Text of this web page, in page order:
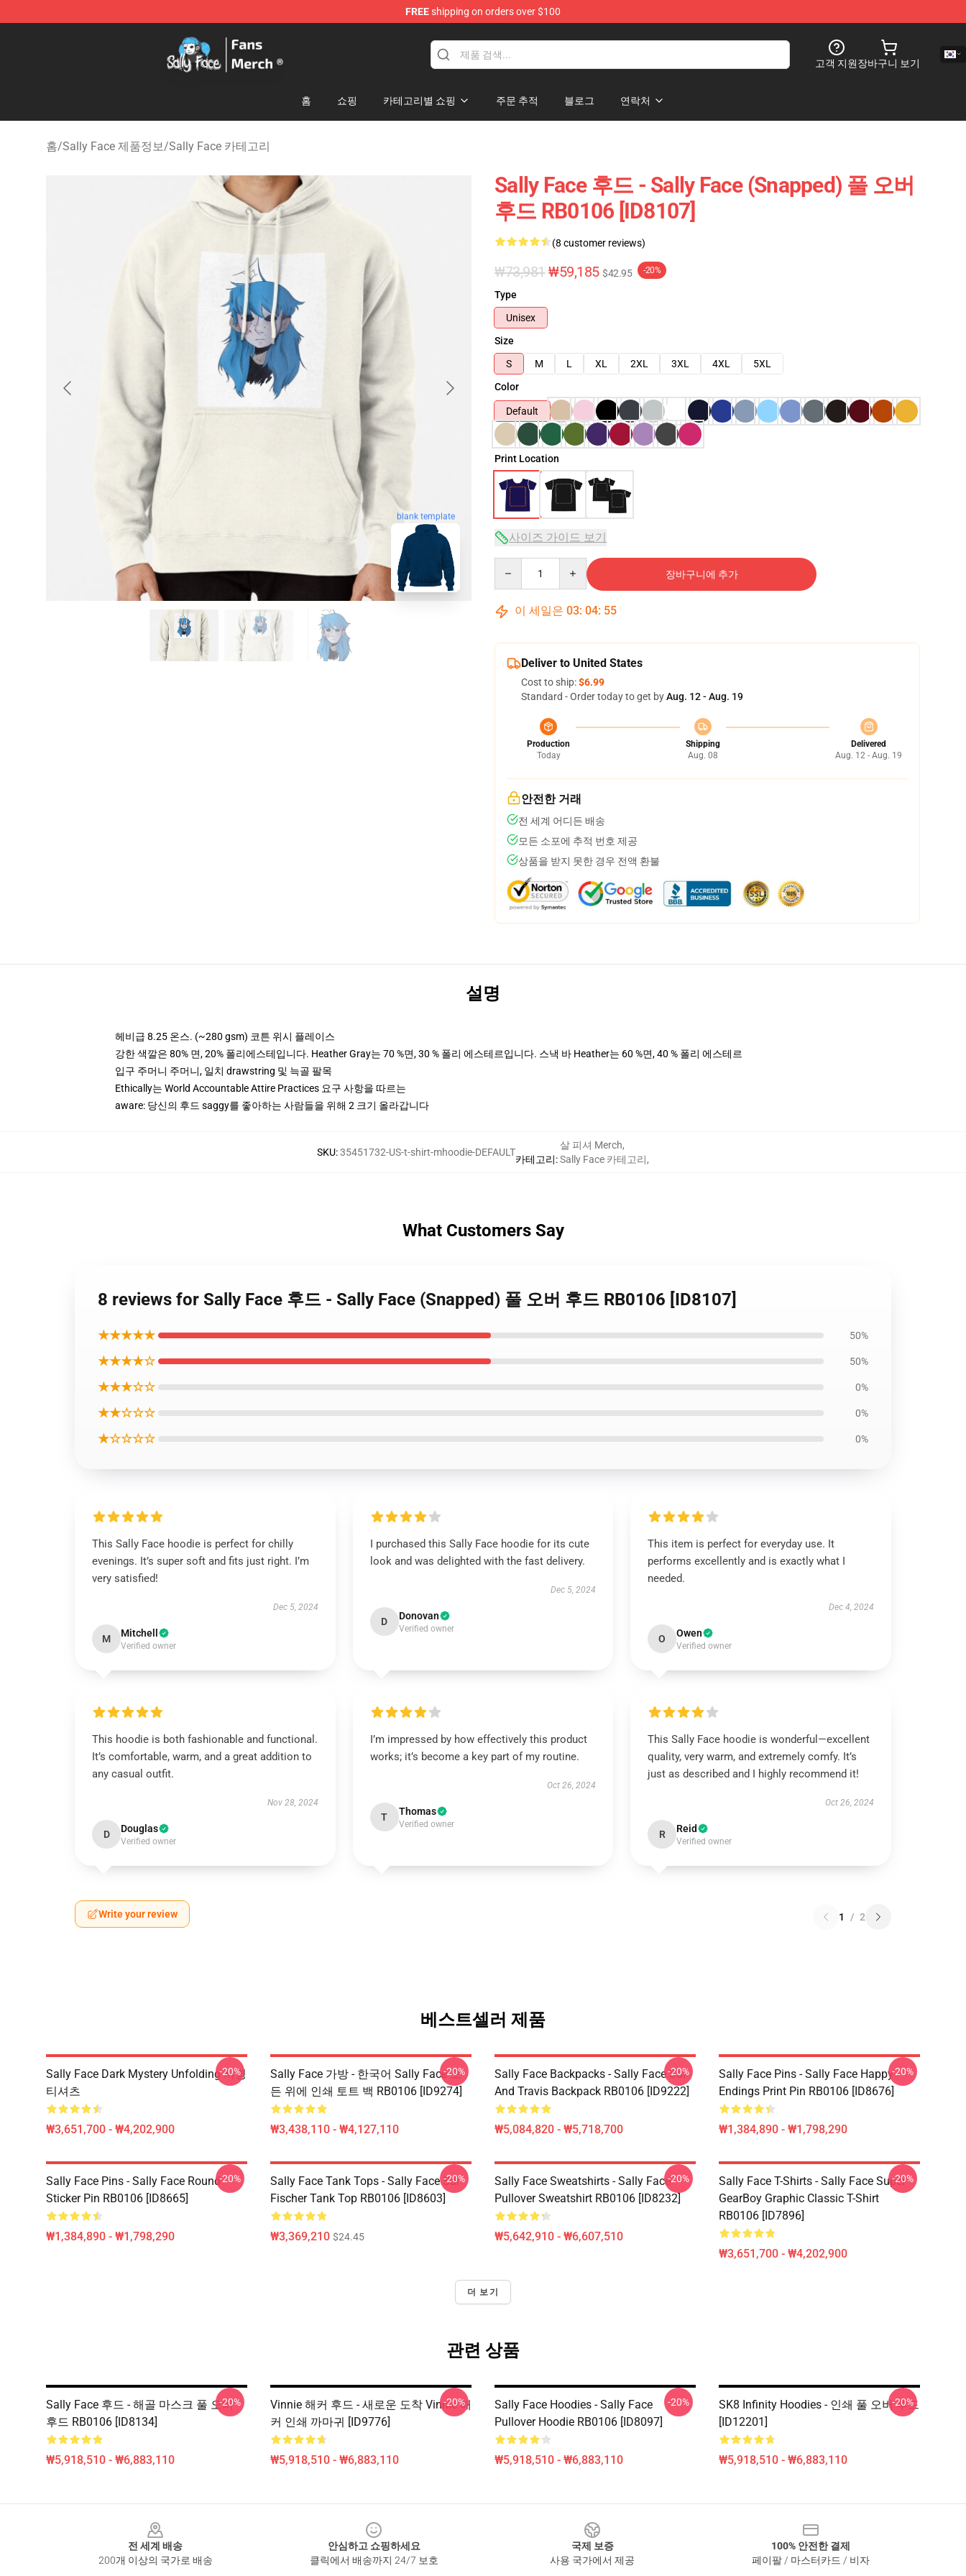
FREEshipping on orders over $100
Sally Face Store - Official Sally Face Merchandise Shop
고객 지원장바구니 보기
홈 쇼핑 카테고리별 쇼핑 주문 추적 블로그 연락처
홈/Sally Face 제품정보/Sally Face 카테고리
blank template
Sally Face 후드 - Sally Face (Snapped) 풀 오버
후드 RB0106 [ID8107]
(8 customer reviews)
₩73,981 ₩59,185 $42.95 -20%
Type
Unisex
Size
S
M L XL 2XL 3XL 4XL
5XL
Color
Default
Print Location
사이즈 가이드 보기
장바구니에 추가
이 세일은 03: 04: 54
Deliver to United States
Cost to ship:$6.99
Standard - Order today to get byAug. 12 - Aug. 19
Production
Today
Shipping
Aug. 08
Delivered
Aug. 12 - Aug. 19
안전한 거래
전 세계 어디든 배송
모든 소포에 추적 번호 제공
상품을 받지 못한 경우 전액 환불
설명
헤비급 8.25 온스. (~280 gsm) 코튼 위시 플레이스
강한 색깔은 80% 면, 20% 폴리에스테입니다. Heather Gray는 70 %면, 30 % 폴리 에스테르입니다. 스낵 바 Heather는 60 %면, 40 % 폴리 에스테르
입구 주머니 주머니, 일치 drawstring 및 늑골 팔목
Ethically는 World Accountable Attire Practices 요구 사항을 따르는
aware: 당신의 후드 saggy를 좋아하는 사람들을 위해 2 크기 올라갑니다
SKU:35451732-US-t-shirt-mhoodie-DEFAULT
카테고리:
살 피셔 Merch,
Sally Face 카테고리,
What Customers Say
8 reviews for Sally Face 후드 - Sally Face (Snapped) 풀 오버 후드 RB0106 [ID8107]
★★★★★ 50%
★★★★☆ 50%
★★★☆☆ 0%
★★☆☆☆ 0%
★☆☆☆☆ 0%
This Sally Face hoodie is perfect for chilly
evenings. It’s super soft and fits just right. I’m
very satisfied!
Dec 5, 2024
M Mitchell
Verified owner
I purchased this Sally Face hoodie for its cute
look and was delighted with the fast delivery.
Dec 5, 2024
D Donovan
Verified owner
This item is perfect for everyday use. It
performs excellently and is exactly what I
needed.
Dec 4, 2024
O Owen
Verified owner
This hoodie is both fashionable and functional.
It’s comfortable, warm, and a great addition to
any casual outfit.
Nov 28, 2024
D Douglas
Verified owner
I’m impressed by how effectively this product
works; it’s become a key part of my routine.
Oct 26, 2024
T Thomas
Verified owner
This Sally Face hoodie is wonderful—excellent
quality, very warm, and extremely comfy. It’s
just as described and I highly recommend it!
Oct 26, 2024
R Reid
Verified owner
Write your review 1 / 2
베스트셀러 제품
Sally Face Dark Mystery Unfolding 서명
티셔츠
₩3,651,700 - ₩4,202,900
-20%
Sally Face 가방 - 한국어 Sally Face 모
든 위에 인쇄 토트 백 RB0106 [ID9274]
₩3,438,110 - ₩4,127,110
-20%
Sally Face Backpacks - Sally Face Sal
And Travis Backpack RB0106 [ID9222]
₩5,084,820 - ₩5,718,700
-20%
Sally Face Pins - Sally Face Happy
Endings Print Pin RB0106 [ID8676]
₩1,384,890 - ₩1,798,290
-20%
Sally Face Pins - Sally Face Round
Sticker Pin RB0106 [ID8665]
₩1,384,890 - ₩1,798,290
-20%
Sally Face Tank Tops - Sally Face Sal
Fischer Tank Top RB0106 [ID8603]
₩3,369,210 $24.45
-20%
Sally Face Sweatshirts - Sally Face
Pullover Sweatshirt RB0106 [ID8232]
₩5,642,910 - ₩6,607,510
-20%
Sally Face T-Shirts - Sally Face Super
GearBoy Graphic Classic T-Shirt
RB0106 [ID7896]
₩3,651,700 - ₩4,202,900
-20%
더 보기
관련 상품
Sally Face 후드 - 해골 마스크 풀 오버
후드 RB0106 [ID8134]
₩5,918,510 - ₩6,883,110
-20%
Vinnie 해커 후드 - 새로운 도착 Vinnie 해
커 인쇄 까마귀 [ID9776]
₩5,918,510 - ₩6,883,110
-20%
Sally Face Hoodies - Sally Face
Pullover Hoodie RB0106 [ID8097]
₩5,918,510 - ₩6,883,110
-20%
SK8 Infinity Hoodies - 인쇄 풀 오버 후드
[ID12201]
₩5,918,510 - ₩6,883,110
-20%
전 세계 배송
200개 이상의 국가로 배송
안심하고 쇼핑하세요
클릭에서 배송까지 24/7 보호
국제 보증
사용 국가에서 제공
100% 안전한 결제
페이팔 / 마스터카드 / 비자